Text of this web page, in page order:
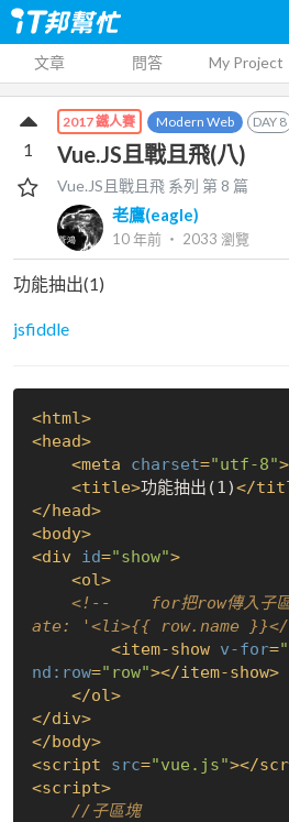
文章 問答 My Project
2017 鐵人賽 Modern Web DAY 8
Vue.JS且戰且飛(八)
Vue.JS且戰且飛 系列 第 8 篇
老鷹(eagle)
10 年前 ‧ 2033 瀏覽
1
功能抽出(1)
jsfiddle
<html>
<head>
<meta charset="utf-8">
<title>功能抽出(1)</
</head>
<body>
<div id="show">
<ol>
<!--    for把row傳入子區
ate: '<li>{{ row.name
<item-show v-for=
nd:row="row"></item-show>
</ol>
</div>
</body>
<script src="vue.js"></
<script>
//子區塊